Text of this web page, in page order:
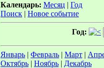
Календарь: Месяц | Год
Поиск | Новое событие
Год:
Январь | Февраль | Март |
Октябрь | Ноябрь | Декабрь